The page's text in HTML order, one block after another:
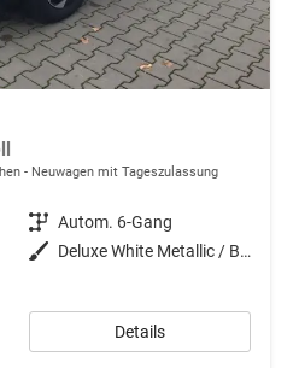
Neuwagen mit Tageszulassung
Getriebe Autom. 6-Gang
Außenfarbe
Deluxe White Metallic / Black Pearl
Details